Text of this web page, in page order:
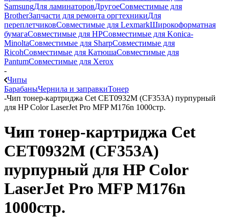
SamsungДля ламинаторовДругоеСовместимые для
BrotherЗапчасти для ремонта оргтехникиДля
переплетчиковСовместимые для LexmarkШирокоформатная
бумагаСовместимые для HPСовместимые для Konica-
MinoltaСовместимые для SharpСовместимые для
RicohСовместимые для КатюшаСовместимые для
PantumСовместимые для Xerox
-
Чипы
БарабаныЧернила и заправкиТонер
-Чип тонер-картриджа Cet CET0932M (CF353A) пурпурный
для HP Color LaserJet Pro MFP M176n 1000стр.
Чип тонер-картриджа Cet
CET0932M (CF353A)
пурпурный для HP Color
LaserJet Pro MFP M176n
1000стр.